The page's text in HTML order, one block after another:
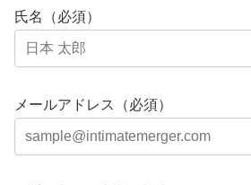
氏名（必須）
メールアドレス（必須）